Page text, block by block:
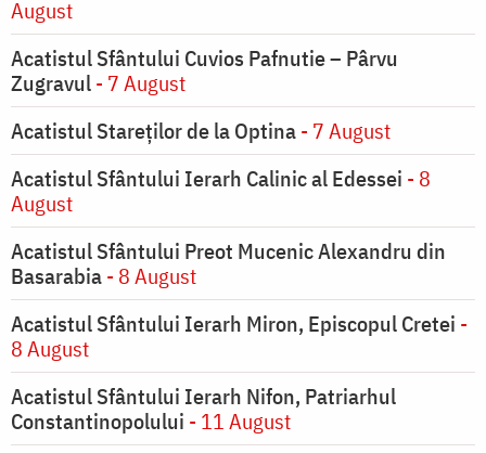
August
Acatistul Sfântului Cuvios Pafnutie – Pârvu
Zugravul- 7 August
Acatistul Stareţilor de la Optina- 7 August
Acatistul Sfântului Ierarh Calinic al Edessei - 8
August
Acatistul Sfântului Preot Mucenic Alexandru din
Basarabia- 8 August
Acatistul Sfântului Ierarh Miron, Episcopul Cretei -
8 August
Acatistul Sfântului Ierarh Nifon, Patriarhul
Constantinopolului - 11 August